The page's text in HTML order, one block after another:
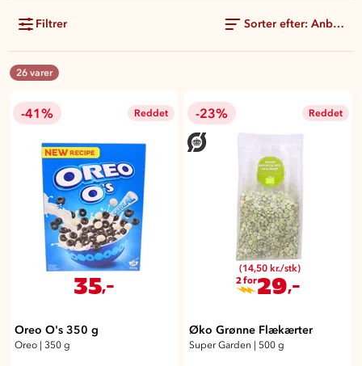
Filtrer Sorter efter:
26 varer
-41% Reddet
35,-
Oreo O's 350 g
Oreo 350 g
-23% Reddet
(14,50 kr./stk)
2 for29,-
Øko Grønne Flækærter
Super Garden 500 g